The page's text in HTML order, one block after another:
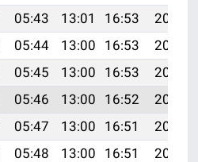
05:43 13:01 16:53
20:08
05:44 13:00 16:53
20:07
05:45 13:00 16:53
20:06
05:46 13:00 16:52
20:05
05:47 13:00 16:51
20:03
05:48 13:00 16:51
20:02